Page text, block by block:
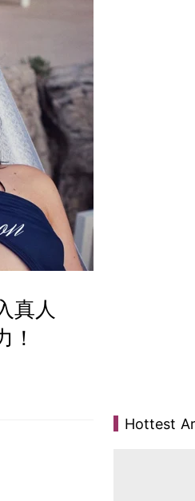
真人
！
Hottest